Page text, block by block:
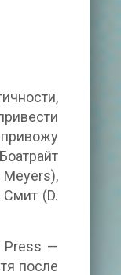
(D.
Press —
после